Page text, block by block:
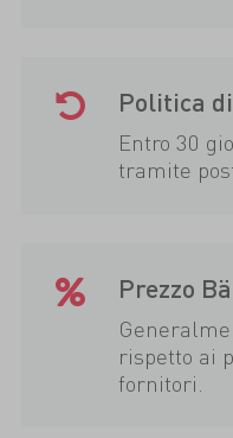
Politica
Entro 30
tramite
Prezzo
rispetto ai
fornitori.